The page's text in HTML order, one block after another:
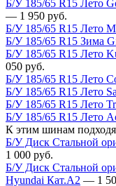
Б/У 185/65 R15 Лето
— 1 950 руб.
Б/У 185/65 R15 Лето
Б/У 185/65 R15 Зима
Б/У 185/65 R15 Лето
050 руб.
Б/У 185/65 R15 Лето
Б/У 185/65 R15 Лето
Б/У 185/65 R15 Лето
Б/У 185/65 R15 Лето
К этим шинам
Б/У Диск Стальной
1 000 руб.
Б/У Диск Стальной
Hyundai Кат.А2 — 1